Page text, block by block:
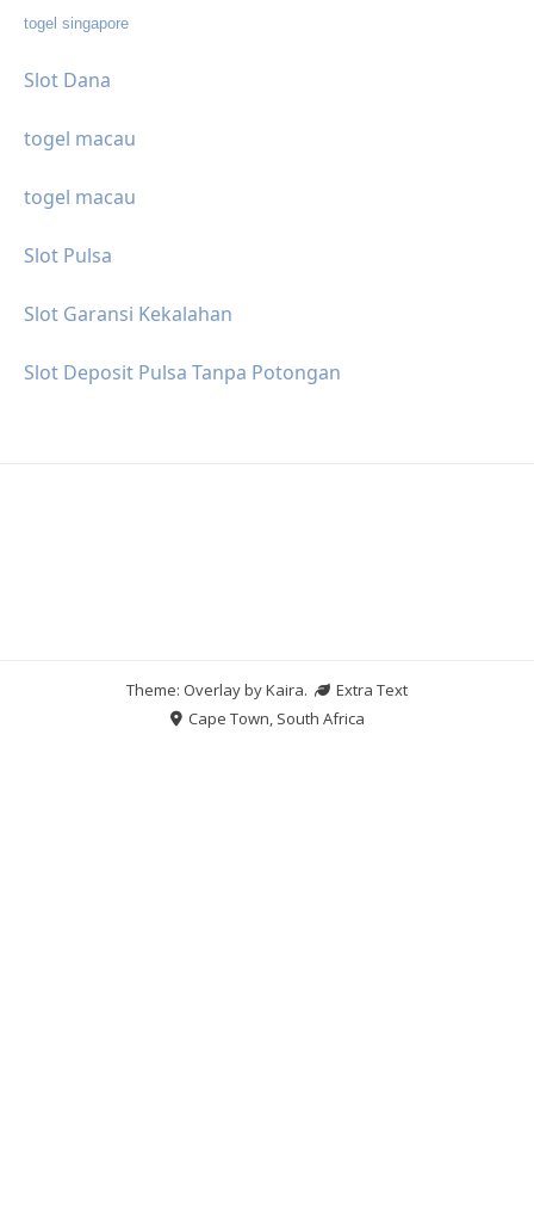
togel singapore
Slot Dana
togel macau
togel macau
Slot Pulsa
Slot Garansi Kekalahan
Slot Deposit Pulsa Tanpa Potongan
Theme: Overlay byKaira.
Extra Text
Cape Town, South Africa